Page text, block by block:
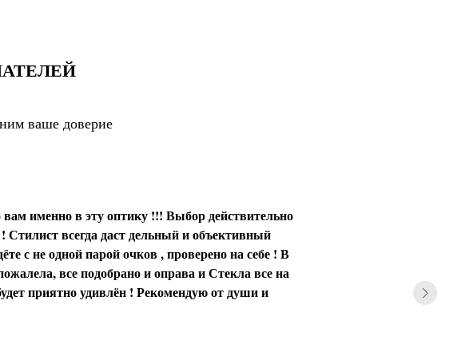
ваше доверие
именно в эту оптику !!! Выбор действительно
всегда даст дельный и объективный
с не одной парой очков , проверено на себе ! В
все подобрано и оправа и Стекла все на
приятно удивлён ! Рекомендую от души и